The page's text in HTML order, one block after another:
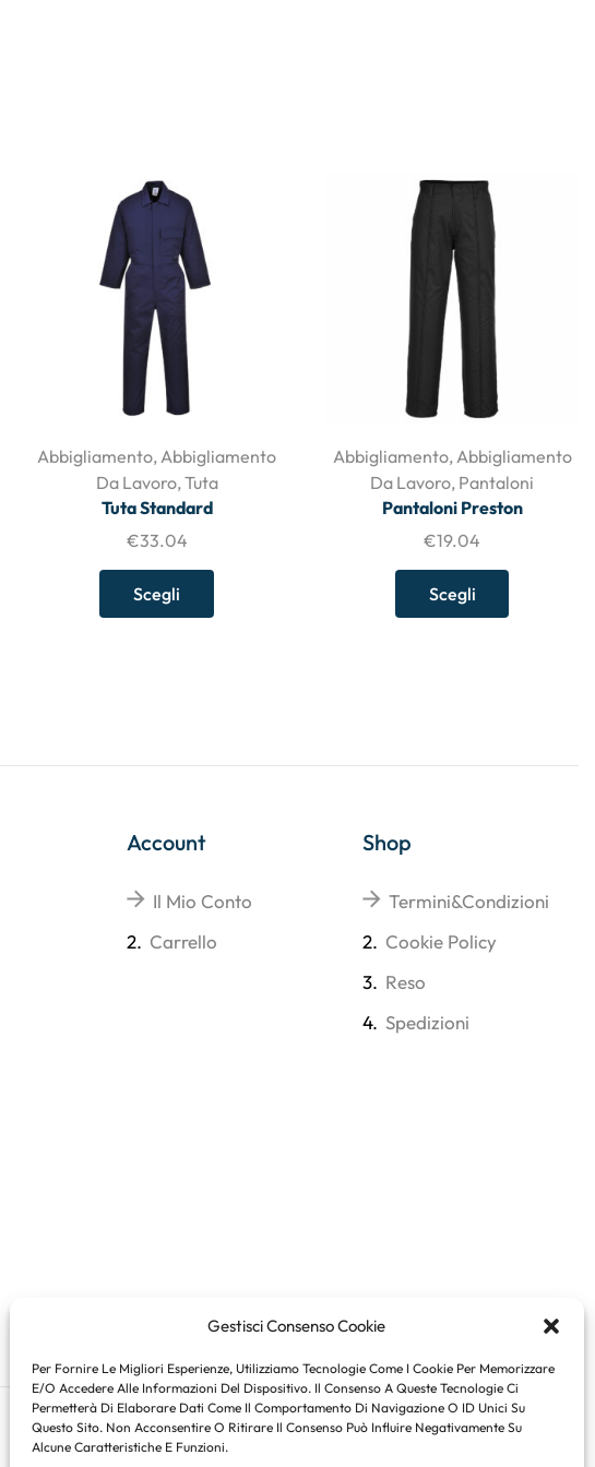
Gestisci Consenso Cookie
Per Fornire Le Migliori Esperienze, Utilizziamo Tecnologie Come I Cookie Per Memorizzare
E/o Accedere Alle Informazioni Del Dispositivo. Il Consenso A Queste Tecnologie Ci
Permetterà Di Elaborare Dati Come Il Comportamento Di Navigazione O ID Unici Su
Questo Sito. Non Acconsentire O Ritirare Il Consenso Può Influire Negativamente Su
Alcune Caratteristiche E Funzioni.
Abbigliamento, Abbigliamento
Da Lavoro, Tuta
Tuta Standard
€33.04
Scegli
Abbigliamento, Abbigliamento
Da Lavoro, Pantaloni
Pantaloni Preston
€19.04
Scegli
Account
Il Mio Conto
2. Carrello
Shop
Termini&Condizioni
2. Cookie Policy
3. Reso
4. Spedizioni